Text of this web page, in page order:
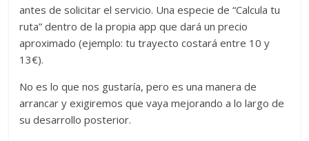
antes de solicitar el servicio. Una especie de “Calcula tu
ruta” dentro de la propia app que dará un precio
aproximado (ejemplo: tu trayecto costará entre 10 y
13€).
No es lo que nos gustaría, pero es una manera de
arrancar y exigiremos que vaya mejorando a lo largo de
su desarrollo posterior.